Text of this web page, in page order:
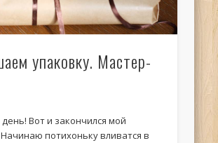
упаковку. Мастер-
Вот и закончился мой
потихоньку вливатся в